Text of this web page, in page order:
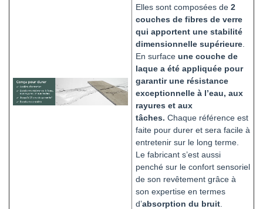
Elles sont composées de 2
couches de fibres de verre
qui apportent une stabilité
dimensionnelle supérieure
En surface une couche de
laque a été appliquée pour
garantir une résistance
exceptionnelle à l’eau, aux
rayures et aux
tâches. Chaque référence est
faite pour durer et sera facile à
entretenir sur le long terme.
Le fabricant s’est aussi
penché sur le confort sensoriel
de son revêtement grâce à
son expertise en termes
d’absorption du bruit